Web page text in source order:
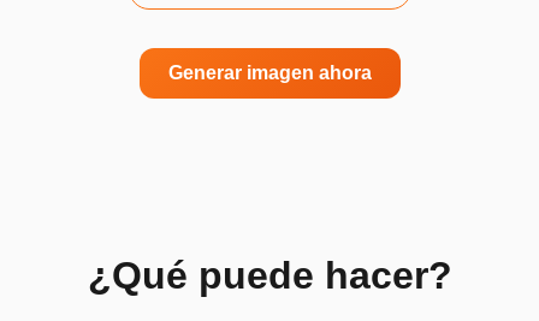
Generar imagen ahora
¿Qué puede hacer?